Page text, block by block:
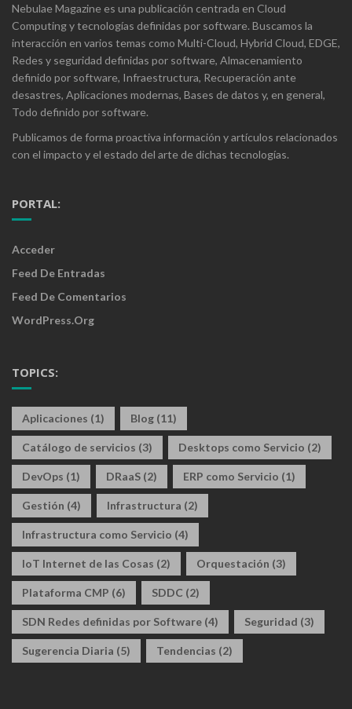
Nebulae Magazine es una publicación centrada en Cloud
Computing y tecnologías definidas por software. Buscamos la
interacción en varios temas como Multi-Cloud, Hybrid Cloud, EDGE,
Redes y seguridad definidas por software, Almacenamiento
definido por software, Infraestructura, Recuperación ante
desastres, Aplicaciones modernas, Bases de datos y, en general,
Todo definido por software.
Publicamos de forma proactiva información y artículos relacionados
con el impacto y el estado del arte de dichas tecnologías.
PORTAL:
Acceder
Feed De Entradas
Feed De Comentarios
WordPress.org
TOPICS:
Aplicaciones (1) Blog (11)
Catálogo de servicios (3) Desktops como Servicio (2)
DevOps (1) DRaaS (2) ERP como Servicio (1)
Gestión (4) Infrastructura (2)
Infrastructura como Servicio (4)
IoT Internet de las Cosas (2) Orquestación (3)
Plataforma CMP (6) SDDC (2)
SDN Redes definidas por Software (4) Seguridad (3)
Sugerencia Diaria (5) Tendencias (2)